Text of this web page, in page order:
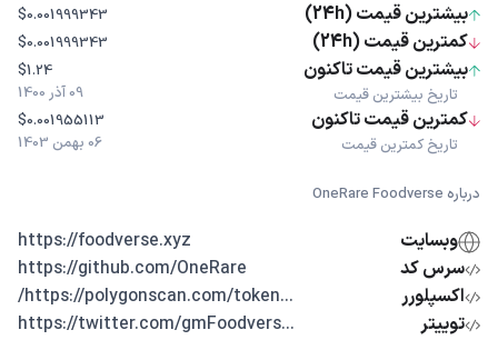
بیشترین قیمت (24h) $0.001999343
کمترین قیمت (24h) $0.001999343
بیشترین قیمت تاکنون
تاریخ بیشترین قیمت
$1.24
09 آذر 1400
کمترین قیمت تاکنون
تاریخ کمترین قیمت
$0.001955113
06 بهمن 1403
درباره OneRare Foodverse
وبسایت
https://foodverse.xyz
سرس کد
https://github.com/OneRare
اکسپلورر
...https://polygonscan.com/token/
توییتر
...https://twitter.com/gmFoodvers